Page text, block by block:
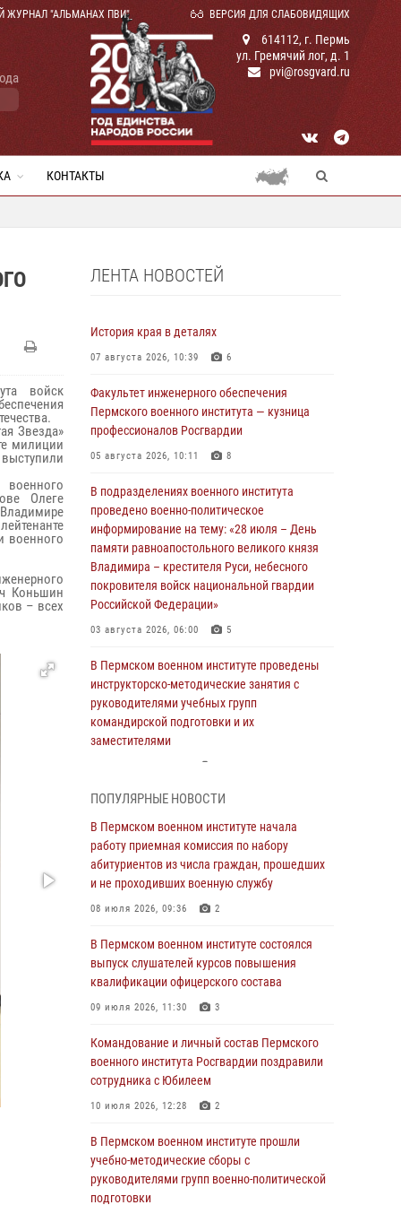
ЖУРНАЛ "АЛЬМАНАХ ПВИ" ВЕРСИЯ ДЛЯ СЛАБОВИДЯЩИХ
614112, г. Пермь
ул. Гремячий лог, д. 1
pvi@rosgvard.ru
КОНТАКТЫ
войск
Звезда»
милиции
военного
Олеге
военного
Коньшин
– всех
ЛЕНТА НОВОСТЕЙ
История края в деталях
07 августа 2026, 10:39 6
Факультет инженерного обеспечения
Пермского военного института — кузница
профессионалов Росгвардии
05 августа 2026, 10:11 8
В подразделениях военного института
проведено военно-политическое
информирование на тему: «28 июля – День
памяти равноапостольного великого князя
Владимира – крестителя Руси, небесного
покровителя войск национальной гвардии
Российской Федерации»
03 августа 2026, 06:00 5
В Пермском военном институте проведены
инструкторско-методические занятия с
руководителями учебных групп
командирской подготовки и их
заместителями
В Пермском военном институте прошли
учебно-методические сборы с
руководителями групп военно-политической
подготовки
23 июля 2026, 12:00 12
тактики служебно-боевого применения войск
национальной гвардии Российской
Федерации проводится выставка,
Командование и личный состав Пермского
военного института Росгвардии поздравили
В Пермском военном институте состоялся
ПОПУЛЯРНЫЕ НОВОСТИ
В Пермском военном институте начала
работу приемная комиссия по набору
абитуриентов из числа граждан, прошедших
и не проходивших военную службу
08 июля 2026, 09:36 2
В Пермском военном институте состоялся
выпуск слушателей курсов повышения
квалификации офицерского состава
09 июля 2026, 11:30 3
Командование и личный состав Пермского
военного института Росгвардии поздравили
сотрудника с Юбилеем
10 июля 2026, 12:28 2
В Пермском военном институте прошли
учебно-методические сборы с
руководителями групп военно-политической
подготовки